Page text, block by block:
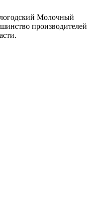
Молочный
производителей